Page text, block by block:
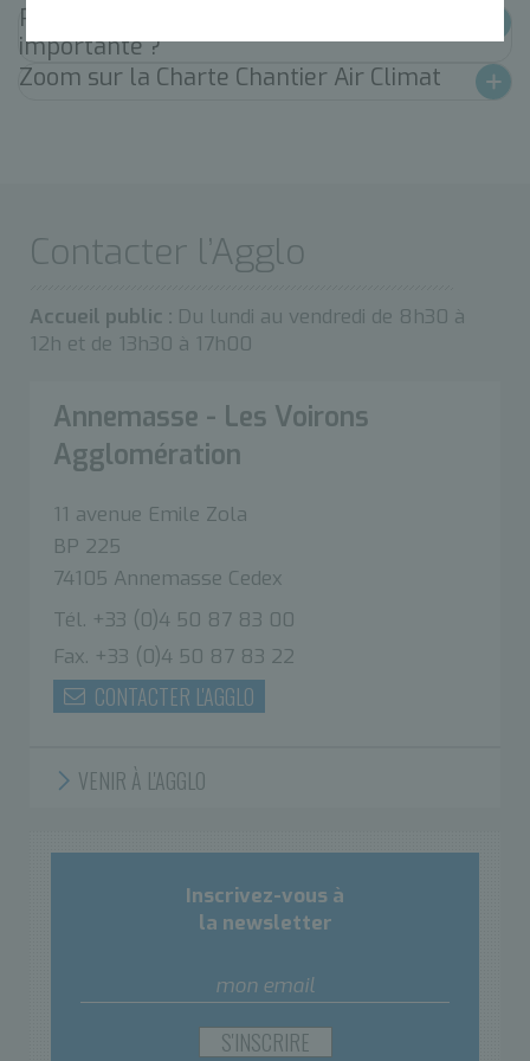
Pourquoi cette démarche est-elle
importante ?
Zoom sur la Charte Chantier Air Climat
Contacter l’Agglo
Accueil public : Du lundi au vendredi de 8h30 à
12h et de 13h30 à 17h00
Annemasse - Les Voirons
Agglomération
11 avenue Emile Zola
BP 225
74105 Annemasse Cedex
Tél. +33 (0)4 50 87 83 00
Fax. +33 (0)4 50 87 83 22
CONTACTER L'AGGLO
VENIR À L'AGGLO
Inscrivez-vous à
la newsletter